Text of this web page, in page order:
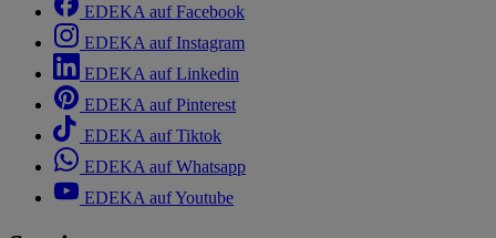
EDEKA auf Facebook
EDEKA auf Instagram
EDEKA auf Linkedin
EDEKA auf Pinterest
EDEKA auf Tiktok
EDEKA auf Whatsapp
EDEKA auf Youtube